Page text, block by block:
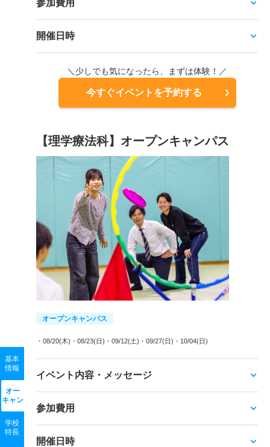
基本
情報
オー
キャン
学校
特長
参加費用
開催日時
＼少しでも気になったら、まずは体験！／
今すぐイベントを予約する
【理学療法科】オープンキャンパス
オープンキャンパス
・08/20(木) ・08/23(日) ・09/12(土) ・09/27(日) ・10/04(日)
イベント内容・メッセージ
参加費用
開催日時